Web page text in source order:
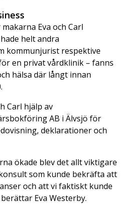
Eva och Carl
helt andra
kommunjurist respektive
en privat vårdklinik – fanns
hälsa där långt innan
Carl hjälp av
AB i Älvsjö för
deklarationer och
ökade blev det allt viktigare
som kunde bekräfta att
och att vi faktiskt kunde
Eva Westerby.